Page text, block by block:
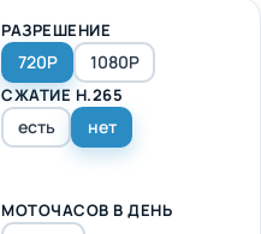
720P 1080P
СЖАТИЕ H.265
есть нет